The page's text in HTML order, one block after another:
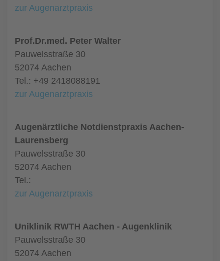
zur Augenarztpraxis
Prof.Dr.med. Peter Walter
Pauwelsstraße 30
52074 Aachen
Tel.: +49 2418088191
zur Augenarztpraxis
Augenärztliche Notdienstpraxis Aachen-
Laurensberg
Pauwelsstraße 30
52074 Aachen
Tel.:
zur Augenarztpraxis
Uniklinik RWTH Aachen - Augenklinik
Pauwelsstraße 30
52074 Aachen